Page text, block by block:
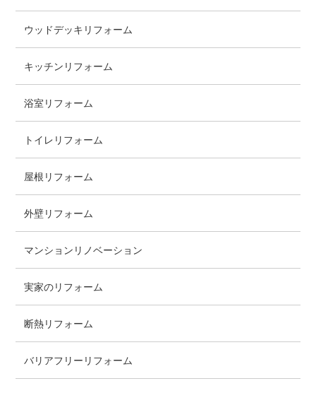
ウッドデッキリフォーム
キッチンリフォーム
浴室リフォーム
トイレリフォーム
屋根リフォーム
外壁リフォーム
マンションリノベーション
実家のリフォーム
断熱リフォーム
バリアフリーリフォーム